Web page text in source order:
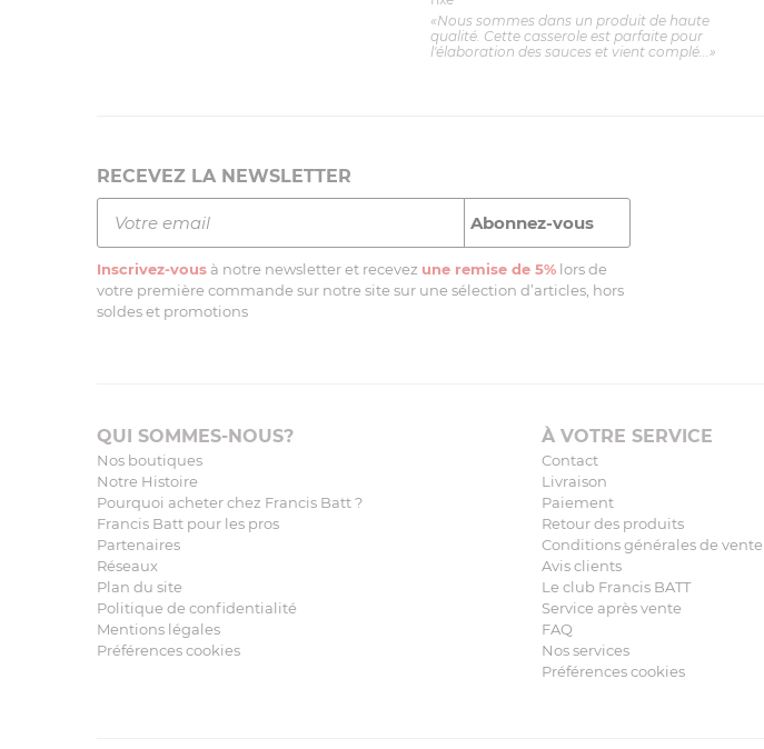
«Nous sommes dans un produit de haute
qualité. Cette casserole est parfaite pour
l'élaboration des sauces et vient complé...»
RECEVEZ LA NEWSLETTER
Inscrivez-vous à notre newsletter et recevez une remise de 5% lors de
votre première commande sur notre site sur une sélection d’articles, hors
soldes et promotions
QUI SOMMES-NOUS?
Nos boutiques
Notre Histoire
Pourquoi acheter chez Francis Batt ?
Francis Batt pour les pros
Partenaires
Réseaux
Plan du site
Politique de confidentialité
Mentions légales
Préférences cookies
À VOTRE SERVICE
Contact
Livraison
Paiement
Retour des produits
Conditions générales de vente
Avis clients
Le club Francis BATT
Service après vente
FAQ
Nos services
Préférences cookies